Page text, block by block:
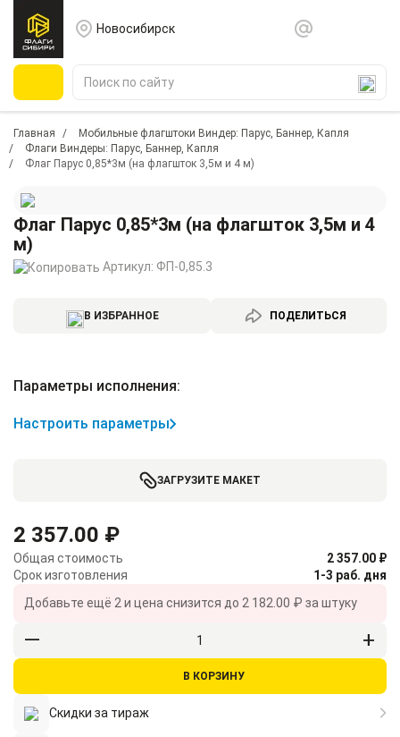
Новосибирск
Главная
Мобильные флагштоки Виндер: Парус, Баннер, Капля
Флаги Виндеры: Парус, Баннер, Капля
Флаг Парус 0,85*3м (на флагшток 3,5м и 4 м)
Флаг Парус 0,85*3м (на флагшток 3,5м и 4
м)
Артикул: ФП-0,85.3
В ИЗБРАННОЕ ПОДЕЛИТЬСЯ
Параметры исполнения:
Настроить параметры
ЗАГРУЗИТЕ МАКЕТ
2 357.00 ₽
Общая стоимость
2 357.00 ₽
Срок изготовления
1-3 раб. дня
Добавьте ещё 2 и цена снизится до 2 182.00 ₽ за штуку
В КОРЗИНУ
Скидки за тираж